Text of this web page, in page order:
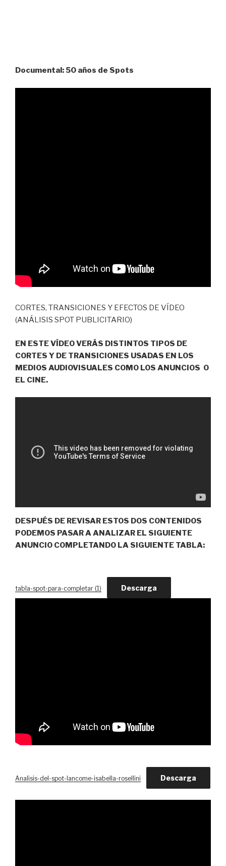
Documental: 50 años de Spots
CORTES, TRANSICIONES Y EFECTOS DE VÍDEO
(ANÁLISIS SPOT PUBLICITARIO)
EN ESTE VÍDEO VERÁS DISTINTOS TIPOS DE
CORTES Y DE TRANSICIONES USADAS EN LOS
MEDIOS AUDIOVISUALES COMO LOS ANUNCIOS O
EL CINE.
DESPUÉS DE REVISAR ESTOS DOS CONTENIDOS
PODEMOS PASAR A ANALIZAR EL SIGUIENTE
ANUNCIO COMPLETANDO LA SIGUIENTE TABLA:
tabla-spot-para-completar (1) Descarga
Analisis-del-spot-lancome-isabella-rosellini Descarga